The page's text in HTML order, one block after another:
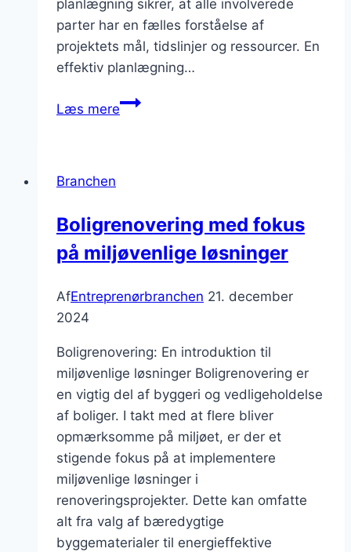
planlægning sikrer, at alle involverede
parter har en fælles forståelse af
projektets mål, tidslinjer og ressourcer. En
effektiv planlægning…
Læs mereProjektledelse
Branchen
Boligrenovering med fokus
på miljøvenlige løsninger
AfEntreprenørbranchen 21. december
2024
Boligrenovering: En introduktion til
miljøvenlige løsninger Boligrenovering er
en vigtig del af byggeri og vedligeholdelse
af boliger. I takt med at flere bliver
opmærksomme på miljøet, er der et
stigende fokus på at implementere
miljøvenlige løsninger i
renoveringsprojekter. Dette kan omfatte
alt fra valg af bæredygtige
byggematerialer til energieffektive